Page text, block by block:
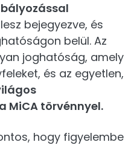
lesz bejegyezve, és
belül. Az
joghatóság, amely
és az egyetlen,
MiCA törvénnyel.
hogy figyelembe